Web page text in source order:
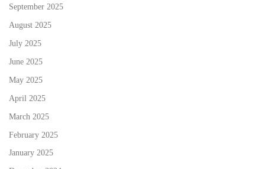
September 2025
August 2025
July 2025
June 2025
May 2025
April 2025
March 2025
February 2025
January 2025